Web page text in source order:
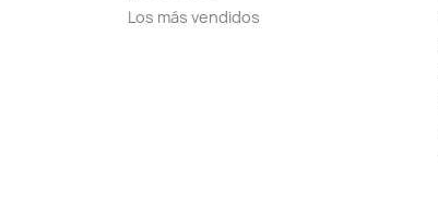
Los más vendidos